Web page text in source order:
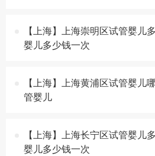
【上海】上海崇明区试管婴儿
婴儿多少钱一次
【上海】上海黄浦区试管婴儿
管婴儿
【上海】上海长宁区试管婴儿
婴儿多少钱一次